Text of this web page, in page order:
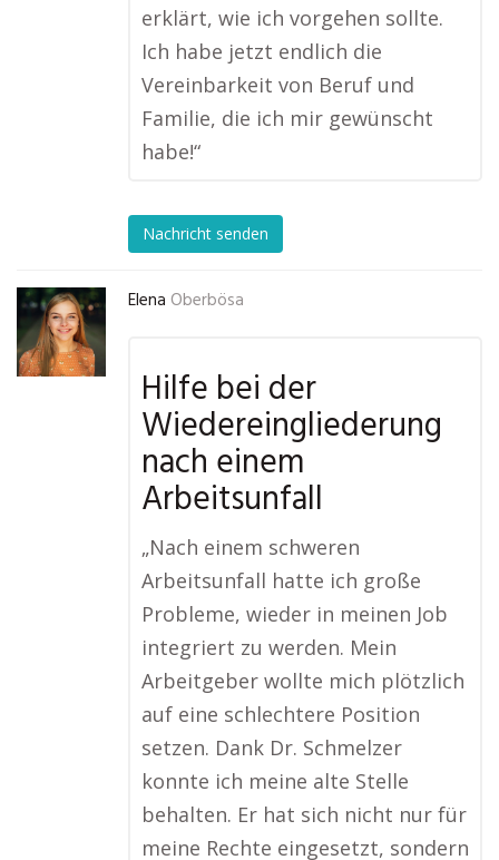
erklärt, wie ich vorgehen sollte.
Ich habe jetzt endlich die
Vereinbarkeit von Beruf und
Familie, die ich mir gewünscht
habe!“
Nachricht senden
Elena Oberbösa
Hilfe bei der
Wiedereingliederung
nach einem
Arbeitsunfall
„Nach einem schweren
Arbeitsunfall hatte ich große
Probleme, wieder in meinen Job
integriert zu werden. Mein
Arbeitgeber wollte mich plötzlich
auf eine schlechtere Position
setzen. Dank Dr. Schmelzer
konnte ich meine alte Stelle
behalten. Er hat sich nicht nur für
meine Rechte eingesetzt, sondern